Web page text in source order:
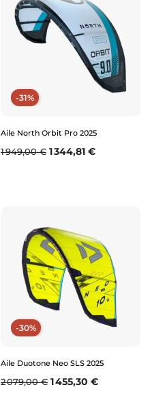
-31%
Aile North Orbit Pro 2025
Prix de base
1 949,00 € Prix
1 344,81 €
-30%
Aile Duotone Neo SLS 2025
Prix de base
2 079,00 € Prix
1 455,30 €